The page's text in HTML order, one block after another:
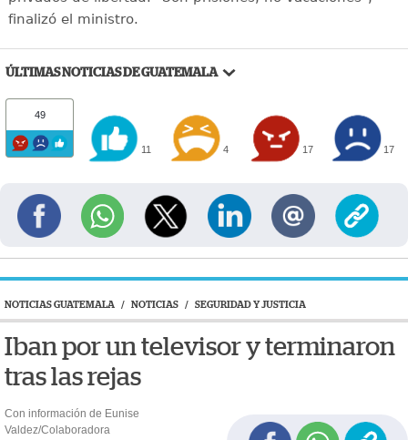
finalizó el ministro.
ÚLTIMAS NOTICIAS DE GUATEMALA
49
11 4 17 17
NOTICIAS GUATEMALA / NOTICIAS / SEGURIDAD Y JUSTICIA
Iban por un televisor y terminaron
tras las rejas
Con información de Eunise
Valdez/Colaboradora